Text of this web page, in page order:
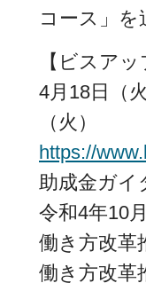
コース」
【ビスア
4月18日（
（火）
https://
助成金ガイ
令和4年10
働き方改革
働き方改革